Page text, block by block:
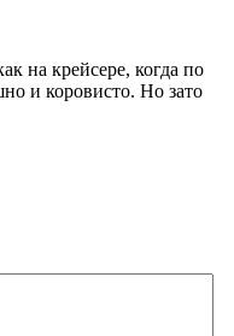
на крейсере, когда по
и коровисто. Но зато